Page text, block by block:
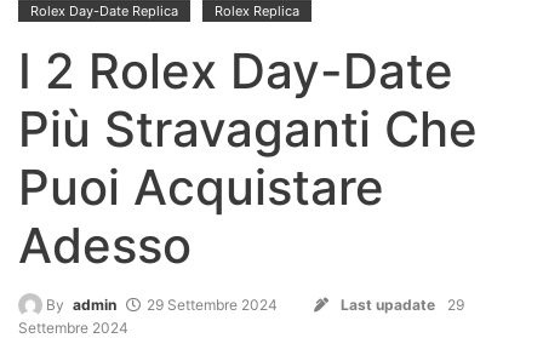
Rolex Day-Date Replica Rolex Replica
I 2 Rolex Day-Date
Più Stravaganti Che
Puoi Acquistare
Adesso
By admin 29 Settembre 2024 Last upadate
29
Settembre 2024